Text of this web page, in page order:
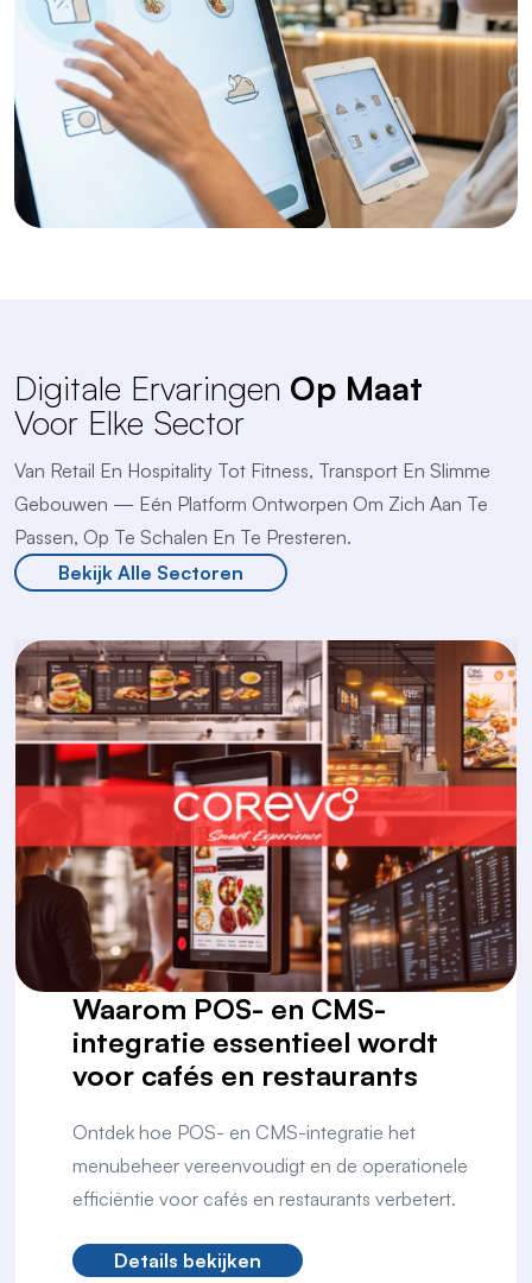
Digitale Ervaringen Op Maat
Voor Elke Sector
Van Retail En Hospitality Tot Fitness, Transport En Slimme
Gebouwen — Eén Platform Ontworpen Om Zich Aan Te
Passen, Op Te Schalen En Te Presteren.
Bekijk Alle Sectoren
Waarom POS- en CMS-
integratie essentieel wordt
voor cafés en restaurants
Ontdek hoe POS- en CMS-integratie het
menubeheer vereenvoudigt en de operationele
efficiëntie voor cafés en restaurants verbetert.
Details bekijken